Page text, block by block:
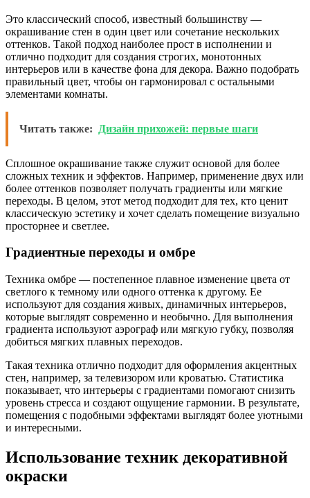
Это классический способ, известный большинству —
окрашивание стен в один цвет или сочетание нескольких
оттенков. Такой подход наиболее прост в исполнении и
отлично подходит для создания строгих, монотонных
интерьеров или в качестве фона для декора. Важно подобрать
правильный цвет, чтобы он гармонировал с остальными
элементами комнаты.
Читать также: Дизайн прихожей: первые шаги
Сплошное окрашивание также служит основой для более
сложных техник и эффектов. Например, применение двух или
более оттенков позволяет получать градиенты или мягкие
переходы. В целом, этот метод подходит для тех, кто ценит
классическую эстетику и хочет сделать помещение визуально
просторнее и светлее.
Градиентные переходы и омбре
Техника омбре — постепенное плавное изменение цвета от
светлого к темному или одного оттенка к другому. Ее
используют для создания живых, динамичных интерьеров,
которые выглядят современно и необычно. Для выполнения
градиента используют аэрограф или мягкую губку, позволяя
добиться мягких плавных переходов.
Такая техника отлично подходит для оформления акцентных
стен, например, за телевизором или кроватью. Статистика
показывает, что интерьеры с градиентами помогают снизить
уровень стресса и создают ощущение гармонии. В результате,
помещения с подобными эффектами выглядят более уютными
и интересными.
Использование техник декоративной
окраски